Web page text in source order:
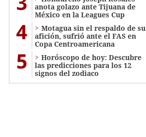
anota golazo ante Tijuana de
México en la Leagues Cup
4
Motagua sin el respaldo de su
afición, sufrió ante el FAS en
Copa Centroamericana
5
Horóscopo de hoy: Descubre
las predicciones para los 12
signos del zodiaco